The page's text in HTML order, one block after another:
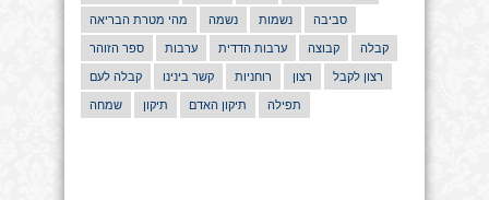
מהי מטרת הבריאה נשמה נשמות סביבה
ספר הזוהר ערבות ערבות הדדית קבוצה קבלה
קבלה לעם קשר בינינו רוחניות רצון רצון לקבל
שמחה תיקון תיקון האדם תפילה